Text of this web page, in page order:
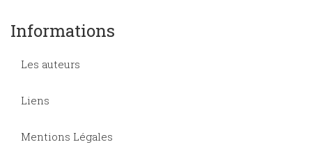
Informations
Les auteurs
Liens
Mentions Légales